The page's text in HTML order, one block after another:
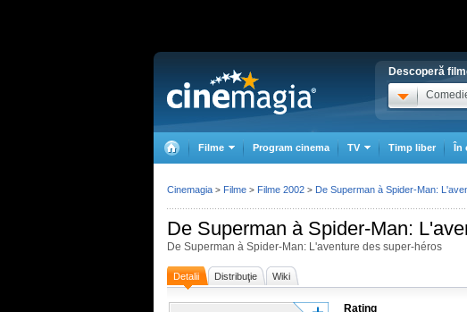
Descoperă
Filme Program cinema TV Timp liber În
De Superman à Spider-Man:
De Superman à Spider-Man: L'aventure des super-héros
Detalii Distribuţie Wiki
Rating
Cinemagia > Filme > Filme 2002 > De Superman à Spider-Man: